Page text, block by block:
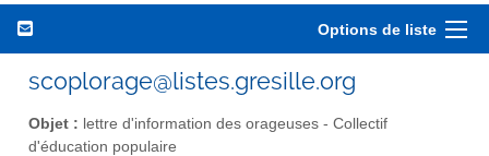
Options de liste
scoplorage@listes.gresille.org
Objet : lettre d'information des orageuses - Collectif
d'éducation populaire